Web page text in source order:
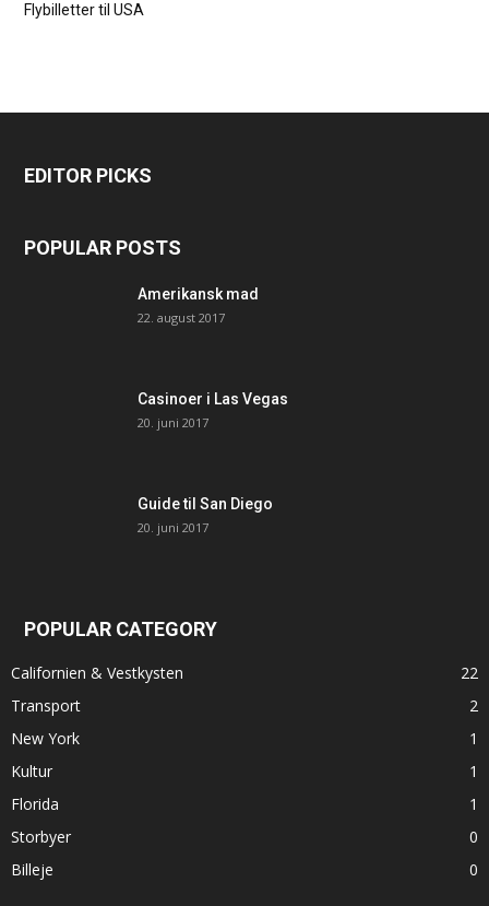
Flybilletter til USA
EDITOR PICKS
POPULAR POSTS
Amerikansk mad
22. august 2017
Casinoer i Las Vegas
20. juni 2017
Guide til San Diego
20. juni 2017
POPULAR CATEGORY
Californien & Vestkysten
22
Transport
2
New York
1
Kultur
1
Florida
1
Storbyer
0
Billeje
0